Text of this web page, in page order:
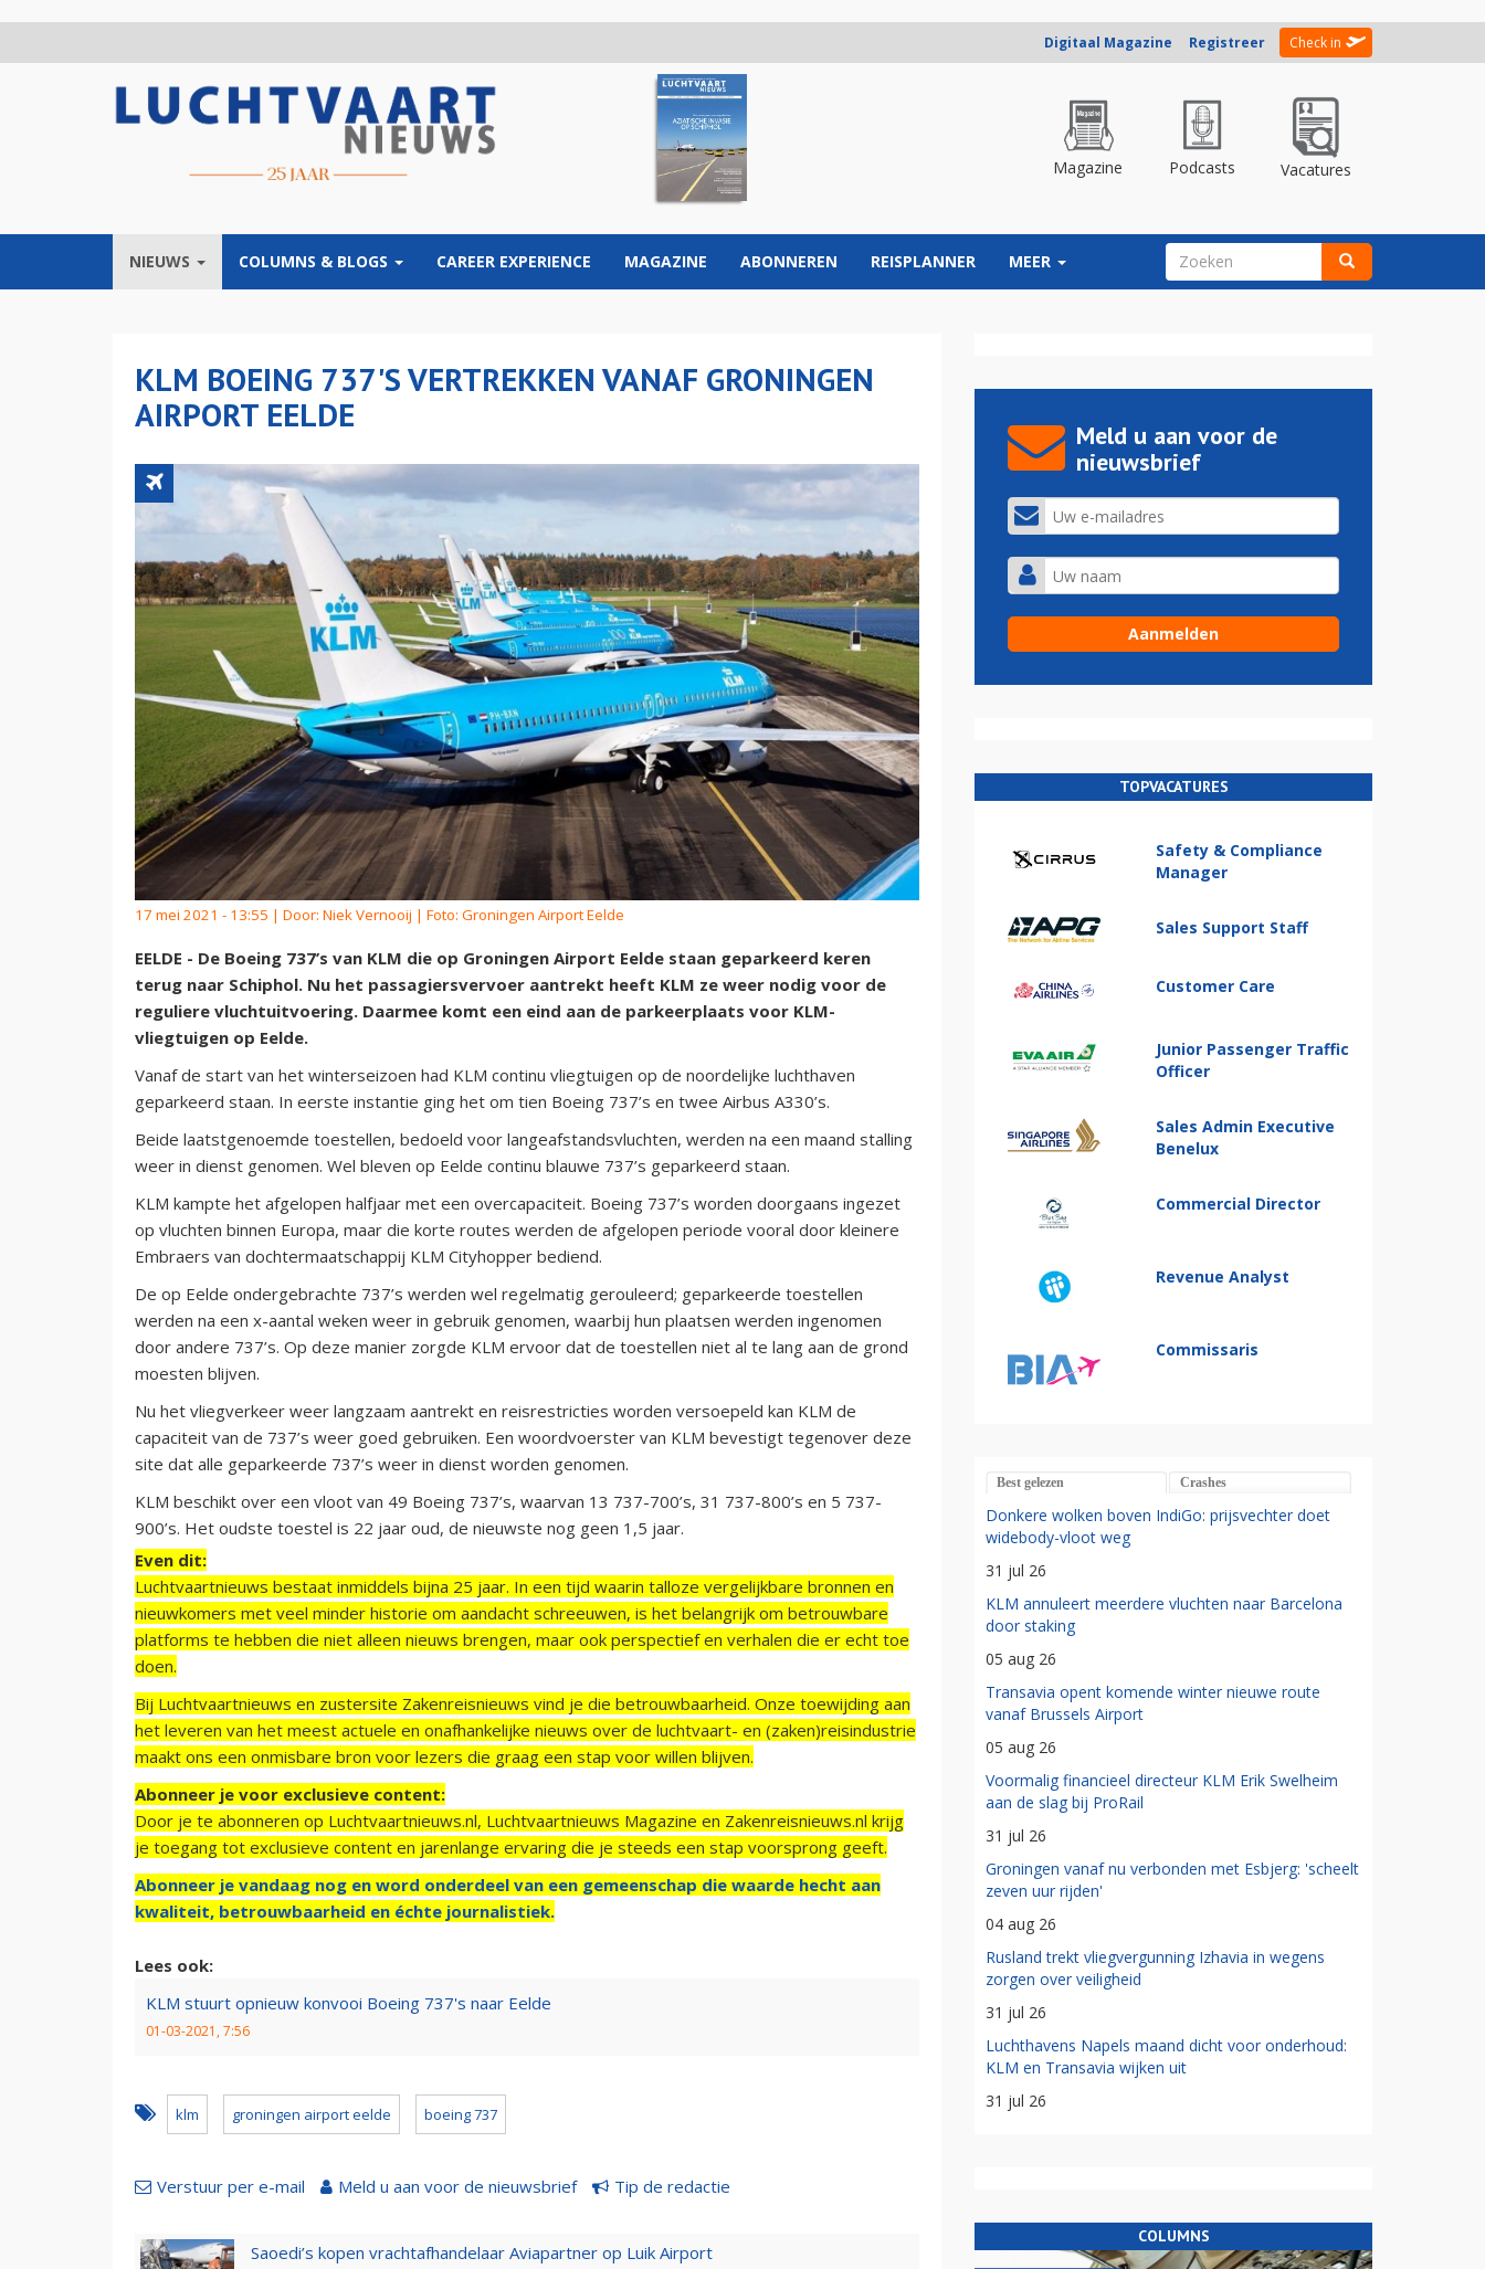
Digitaal Magazine Registreer Check in
Magazine Podcasts Vacatures
NIEUWS COLUMNS & BLOGS CAREER EXPERIENCE MAGAZINE ABONNEREN REISPLANNER MEER ZOEKVELD
KLM BOEING 737'S VERTREKKEN VANAF GRONINGEN
AIRPORT EELDE
17 mei 2021 - 13:55 | Door: Niek Vernooij | Foto: Groningen Airport Eelde
EELDE - De Boeing 737’s van KLM die op Groningen Airport Eelde staan geparkeerd keren
terug naar Schiphol. Nu het passagiersvervoer aantrekt heeft KLM ze weer nodig voor de
reguliere vluchtuitvoering. Daarmee komt een eind aan de parkeerplaats voor KLM-
vliegtuigen op Eelde.
Vanaf de start van het winterseizoen had KLM continu vliegtuigen op de noordelijke luchthaven
geparkeerd staan. In eerste instantie ging het om tien Boeing 737’s en twee Airbus A330’s.
Beide laatstgenoemde toestellen, bedoeld voor langeafstandsvluchten, werden na een maand stalling
weer in dienst genomen. Wel bleven op Eelde continu blauwe 737’s geparkeerd staan.
KLM kampte het afgelopen halfjaar met een overcapaciteit. Boeing 737’s worden doorgaans ingezet
op vluchten binnen Europa, maar die korte routes werden de afgelopen periode vooral door kleinere
Embraers van dochtermaatschappij KLM Cityhopper bediend.
De op Eelde ondergebrachte 737’s werden wel regelmatig gerouleerd; geparkeerde toestellen
werden na een x-aantal weken weer in gebruik genomen, waarbij hun plaatsen werden ingenomen
door andere 737’s. Op deze manier zorgde KLM ervoor dat de toestellen niet al te lang aan de grond
moesten blijven.
Nu het vliegverkeer weer langzaam aantrekt en reisrestricties worden versoepeld kan KLM de
capaciteit van de 737’s weer goed gebruiken. Een woordvoerster van KLM bevestigt tegenover deze
site dat alle geparkeerde 737’s weer in dienst worden genomen.
KLM beschikt over een vloot van 49 Boeing 737’s, waarvan 13 737-700’s, 31 737-800’s en 5 737-
900’s. Het oudste toestel is 22 jaar oud, de nieuwste nog geen 1,5 jaar.
Even dit:
Luchtvaartnieuws bestaat inmiddels bijna 25 jaar. In een tijd waarin talloze vergelijkbare bronnen en
nieuwkomers met veel minder historie om aandacht schreeuwen, is het belangrijk om betrouwbare
platforms te hebben die niet alleen nieuws brengen, maar ook perspectief en verhalen die er echt toe
doen.
Bij Luchtvaartnieuws en zustersite Zakenreisnieuws vind je die betrouwbaarheid. Onze toewijding aan
het leveren van het meest actuele en onafhankelijke nieuws over de luchtvaart- en (zaken)reisindustrie
maakt ons een onmisbare bron voor lezers die graag een stap voor willen blijven.
Abonneer je voor exclusieve content:
Door je te abonneren op Luchtvaartnieuws.nl, Luchtvaartnieuws Magazine en Zakenreisnieuws.nl krijg
je toegang tot exclusieve content en jarenlange ervaring die je steeds een stap voorsprong geeft.
Abonneer je vandaag nog en word onderdeel van een gemeenschap die waarde hecht aan
kwaliteit, betrouwbaarheid en échte journalistiek.
Lees ook:
KLM stuurt opnieuw konvooi Boeing 737's naar Eelde
01-03-2021, 7:56
klm groningen airport eelde boeing 737
Verstuur per e-mail Meld u aan voor de nieuwsbrief Tip de redactie
Saoedi’s kopen vrachtafhandelaar Aviapartner op Luik Airport
Meld u aan voor de
nieuwsbrief
TOPVACATURES
Safety & Compliance
Manager
Sales Support Staff
Customer Care
Junior Passenger Traffic
Officer
Sales Admin Executive
Benelux
Commercial Director
Revenue Analyst
Commissaris
Best gelezen Crashes
Donkere wolken boven IndiGo: prijsvechter doet
widebody-vloot weg
31 jul 26
KLM annuleert meerdere vluchten naar Barcelona
door staking
05 aug 26
Transavia opent komende winter nieuwe route
vanaf Brussels Airport
05 aug 26
Voormalig financieel directeur KLM Erik Swelheim
aan de slag bij ProRail
31 jul 26
Groningen vanaf nu verbonden met Esbjerg: 'scheelt
zeven uur rijden'
04 aug 26
Rusland trekt vliegvergunning Izhavia in wegens
zorgen over veiligheid
31 jul 26
Luchthavens Napels maand dicht voor onderhoud:
KLM en Transavia wijken uit
31 jul 26
COLUMNS